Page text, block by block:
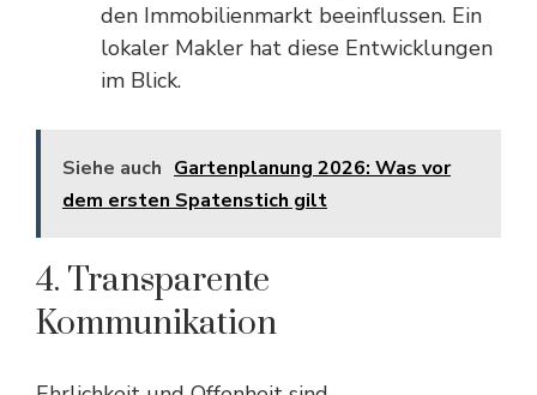
den Immobilienmarkt beeinflussen. Ein
lokaler Makler hat diese Entwicklungen
im Blick.
Siehe auch Gartenplanung 2026: Was vor
dem ersten Spatenstich gilt
4. Transparente
Kommunikation